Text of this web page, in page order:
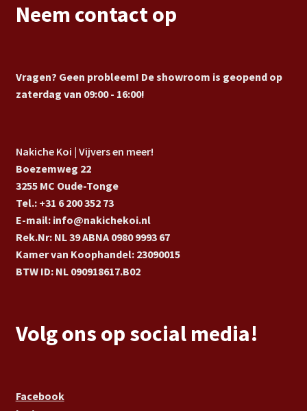
Neem contact op
Vragen? Geen probleem! De showroom is geopend op
zaterdag van 09:00 - 16:00!
Nakiche Koi | Vijvers en meer!
Boezemweg 22
3255 MC Oude-Tonge
Tel.: +31 6 200 352 73
E-mail: info@nakichekoi.nl
Rek.Nr: NL 39 ABNA 0980 9993 67
Kamer van Koophandel: 23090015
BTW ID: NL 090918617.B02
Volg ons op social media!
Facebook